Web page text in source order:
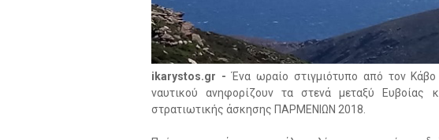
ikarystos.gr -Ένα ωραίο στιγμιότυπο από τον
ναυτικού ανηφορίζουν τα στενά μεταξύ Ευβοίας
στρατιωτικής άσκησης ΠΑΡΜΕΝΙΩΝ 2018.